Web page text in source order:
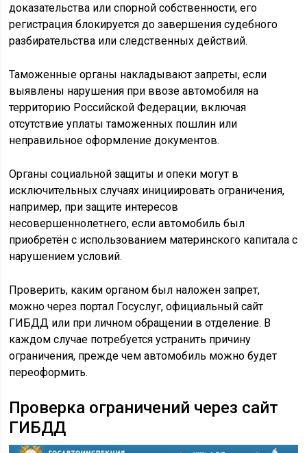
доказательства или спорной собственности, его
регистрация блокируется до завершения судебного
разбирательства или следственных действий.
Таможенные органы накладывают запреты, если
выявлены нарушения при ввозе автомобиля на
территорию Российской Федерации, включая
отсутствие уплаты таможенных пошлин или
неправильное оформление документов.
Органы социальной защиты и опеки могут в
исключительных случаях инициировать ограничения,
например, при защите интересов
несовершеннолетнего, если автомобиль был
приобретён с использованием материнского капитала с
нарушением условий.
Проверить, каким органом был наложен запрет,
можно через портал Госуслуг, официальный сайт
ГИБДД или при личном обращении в отделение. В
каждом случае потребуется устранить причину
ограничения, прежде чем автомобиль можно будет
переоформить.
Проверка ограничений через сайт
ГИБДД